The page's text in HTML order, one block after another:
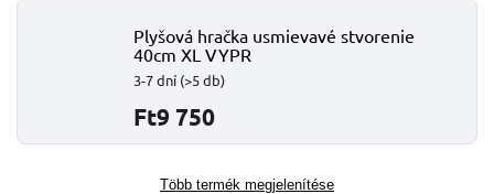
Plyšová hračka usmievavé stvorenie
40cm XL VYPR
3-7 dní (>5 db)
Ft9 750
Több termék megjelenítése